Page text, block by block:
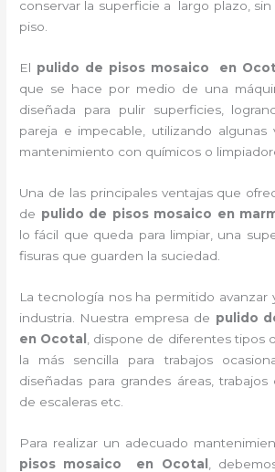
conservar la superficie a largo plazo,
piso.
El pulido de pisos mosaico en
que se hace por medio de una
diseñada para pulir superficies,
pareja e impecable, utilizando algunas
mantenimiento con químicos o
Una de las principales ventajas que
de pulido de pisos mosaico en
lo fácil que queda para limpiar, una
fisuras que guarden la suciedad.
La tecnología nos ha permitido avanzar
industria. Nuestra empresa de pulido
en Ocotal
, dispone de diferentes tipos
la más sencilla para trabajos
diseñadas para grandes áreas,
de escaleras etc.
Para realizar un adecuado
pisos mosaico en Ocotal
,